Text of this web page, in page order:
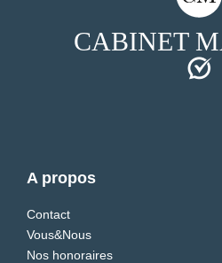
CABINET
A propos
Contact
Vous&Nous
Nos honoraires